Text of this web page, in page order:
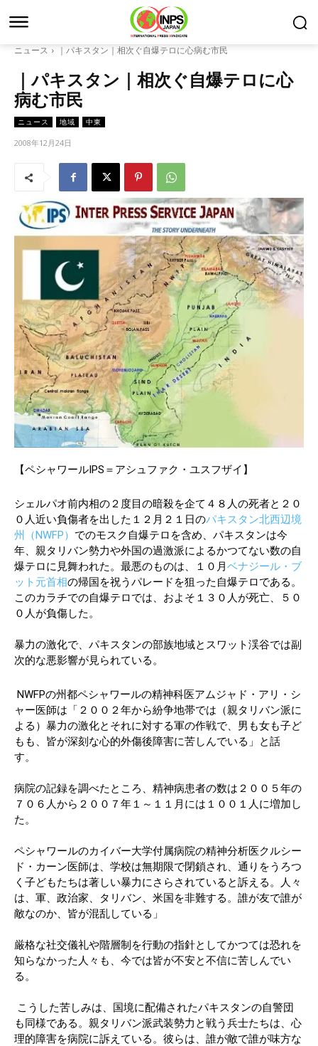
ニュース ｜パキスタン｜相次ぐ自爆テロに心病む市民
｜パキスタン｜相次ぐ自爆テロに心
病む市民
ニュース 地域 中東
2008年12月24日
【ペシャワールIPS＝アシュファク・ユスフザイ】
シェルパオ前内相の２度目の暗殺を企て４８人の死者と２０
０人近い負傷者を出した１２月２１日のパキスタン北西辺境
州（NWFP） でのモスク自爆テロを含め、パキスタンは今
年、親タリバン勢力や外国の過激派によるかつてない数の自
爆テロに見舞われた。最悪のものは、１０月ベナジール・ブ
ット元首相の帰国を祝うパレードを狙った自爆テロである。
このカラチでの自爆テロでは、およそ１３０人が死亡、５０
０人が負傷した。
暴力の激化で、パキスタンの部族地域とスワット渓谷では副
次的な悪影響が見られている。
NWFPの州都ペシャワールの精神科医アムジャド・アリ・シ
ャー医師は「２００２年から紛争地帯では（親タリバン派に
よる）暴力の激化とそれに対する軍の作戦で、男も女も子ど
もも、皆が深刻な心的外傷後障害に苦しんでいる」と話
す。
病院の記録を調べたところ、精神病患者の数は２００５年の
７０６人から２００７年１～１１月には１００１人に増加し
た。
ペシャワールのカイバー大学付属病院の精神分析医クルシー
ド・カーン医師は、学校は無期限で閉鎖され、通りをうろつ
く子どもたちは著しい暴力にさらされていると訴える。人々
は、軍、政治家、タリバン、米国を非難する。誰が友で誰が
敵なのか、皆が混乱している」
厳格な社交儀礼や階層制を行動の指針としてかつては恐れを
知らなかった人々も、今では皆が不安と不信に苦しんでい
る。
こうした苦しみは、国境に配備されたパキスタンの自警団
も同様である。親タリバン派武装勢力と戦う兵士たちは、心
理的障害を病院に訴えている。彼らは、誰が敵で誰が味方な